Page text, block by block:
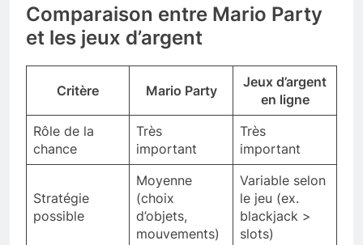
Comparaison entre Mario Party
et les jeux d’argent
Critère Mario Party
Jeux d’argent
en ligne
Rôle de la
chance
Très
important
Très
important
Stratégie
possible
Moyenne
(choix
d’objets,
mouvements)
Variable selon
le jeu (ex.
blackjack >
slots)